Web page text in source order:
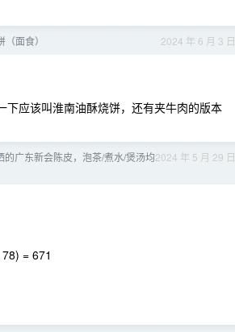
2024 年 6 月 3 日
面食）
应该叫淮南油酥烧饼，还有夹牛肉的版本
2024 年 5 月 29 日
广东新会陈皮，泡茶/煮水/煲汤均
= 671